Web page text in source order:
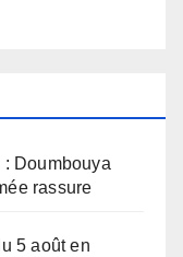
Doumbouya
rassure
5 août en